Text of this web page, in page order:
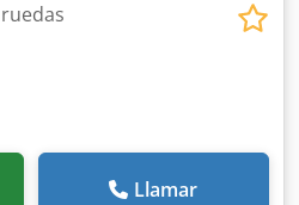
Llamar